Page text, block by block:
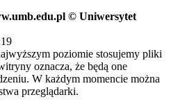
© Uniwersytet
poziomie stosujemy pliki
oznacza, że będą one
W każdym momencie można
przeglądarki.